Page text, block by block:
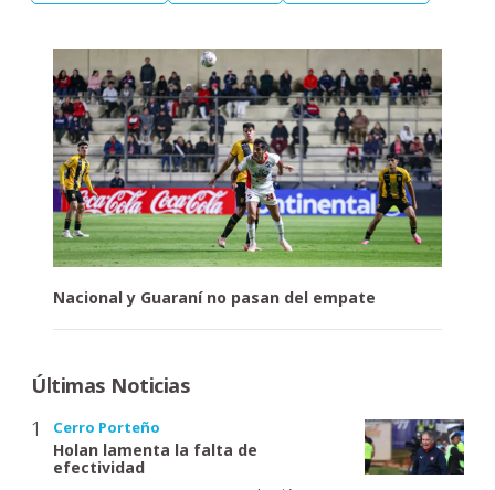
Nacional y Guaraní no pasan del empate
Últimas Noticias
Cerro Porteño
Holan lamenta la falta de
efectividad